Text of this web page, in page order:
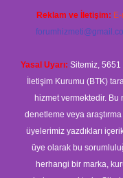
Reklam ve İletişim:
Yasal Uyarı: Sitemiz, 5651
İletişim Kurumu (BTK)
hizmet vermektedir.
denetleme veya
üyelerimiz yazdıkları
üye olarak bu
herhangi bir marka,